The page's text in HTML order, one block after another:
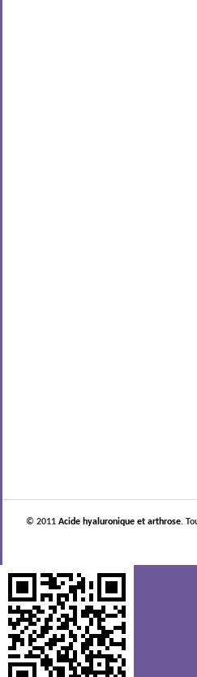
© 2011Acide hyaluronique et arthrose.